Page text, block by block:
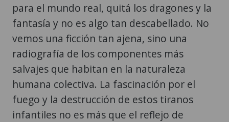
para el mundo real, quitá los dragones y la
fantasía y no es algo tan descabellado. No
vemos una ficción tan ajena, sino una
radiografía de los componentes más
salvajes que habitan en la naturaleza
humana colectiva. La fascinación por el
fuego y la destrucción de estos tiranos
infantiles no es más que el reflejo de